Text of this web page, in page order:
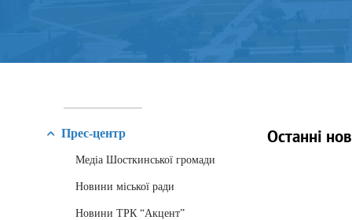
Прес-центр
Медіа Шосткинської громади
Новини міської ради
Новини ТРК “Акцент”
Останні